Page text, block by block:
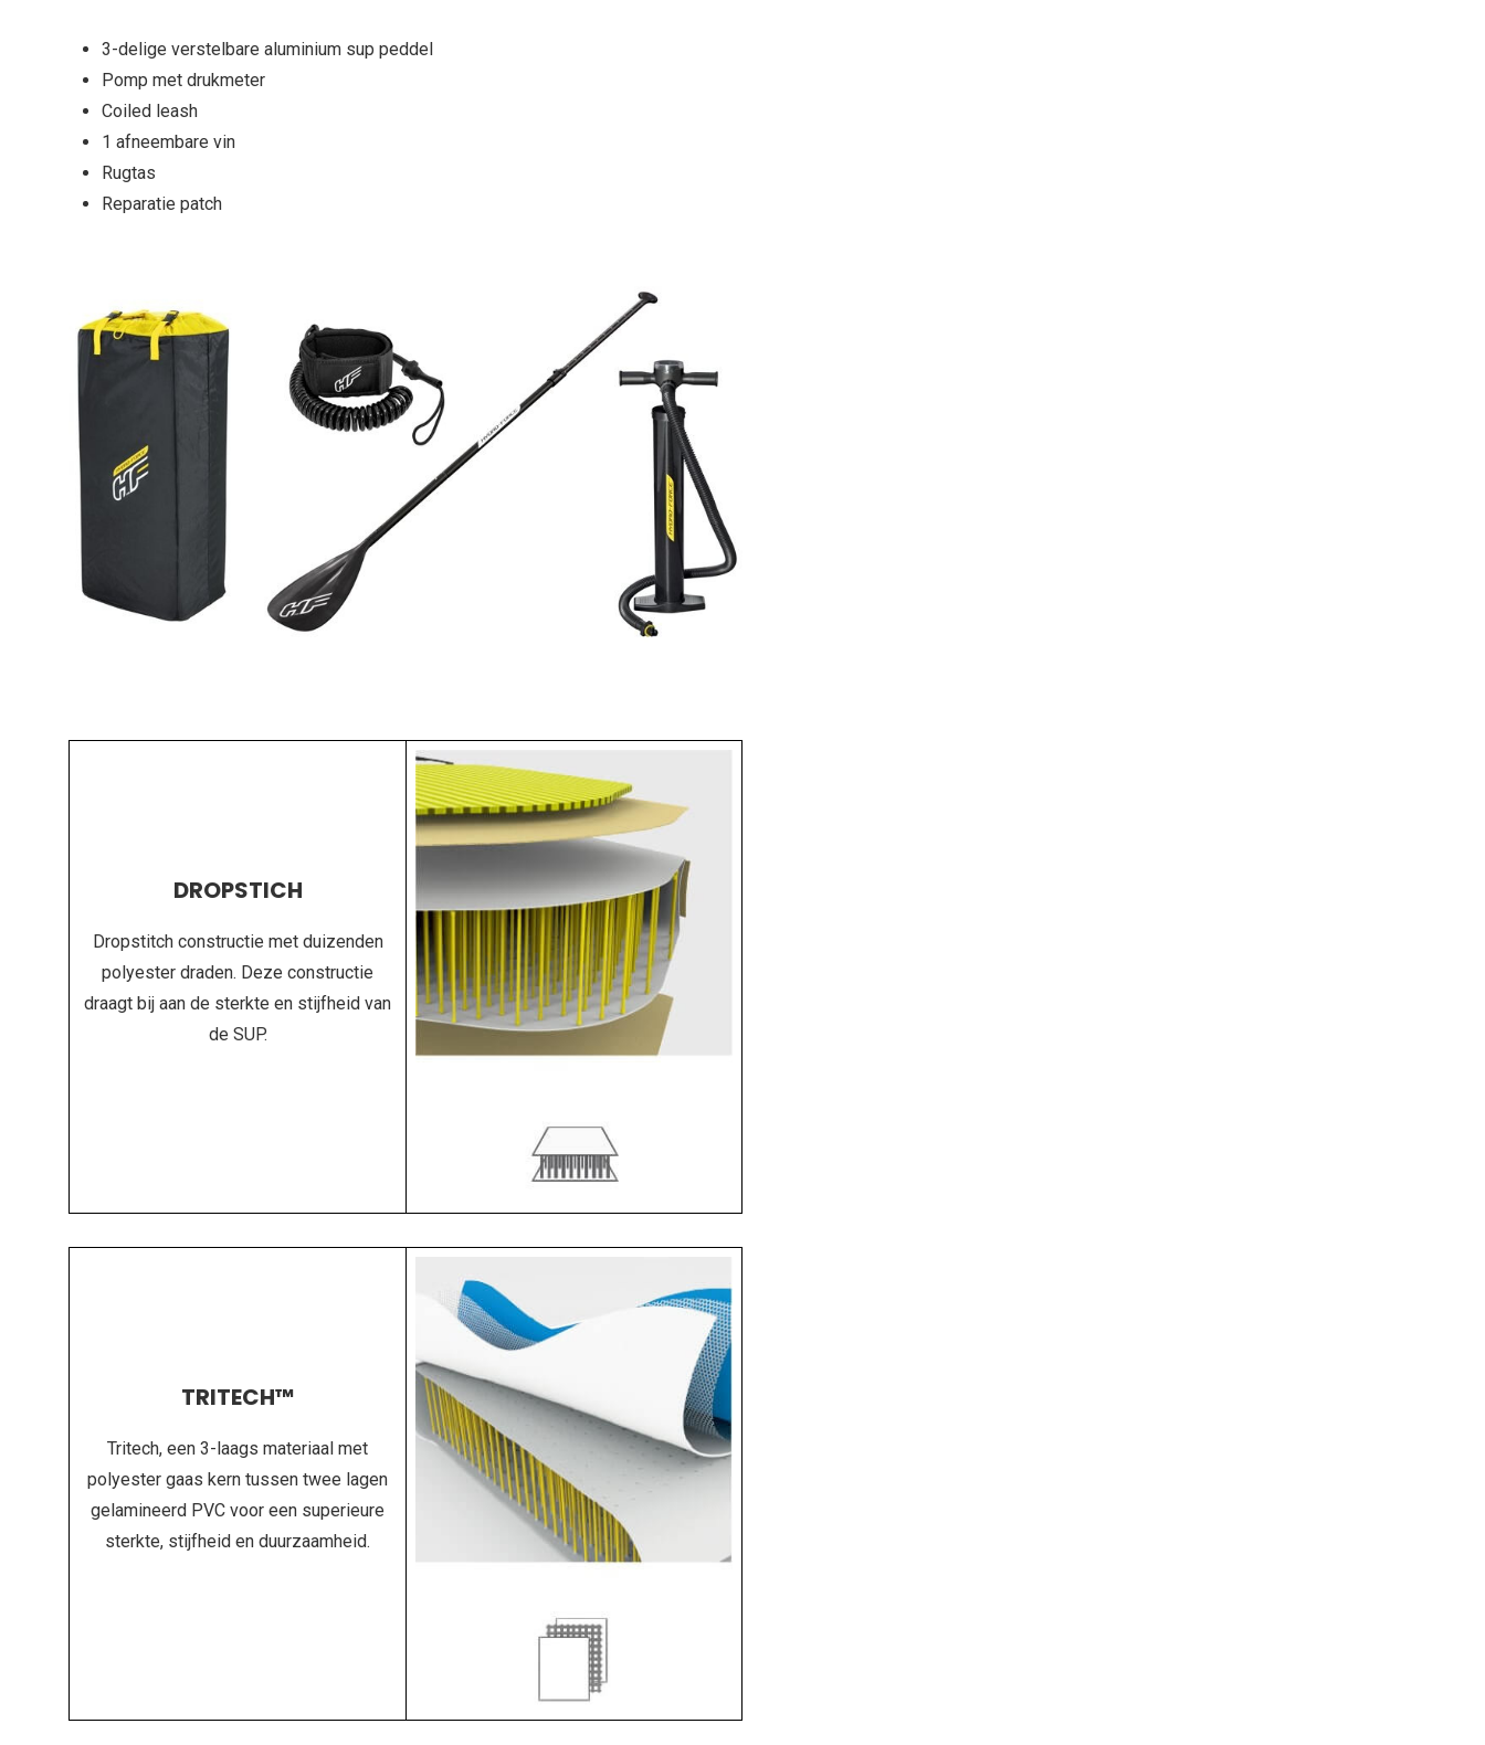
3-delige verstelbare aluminium sup peddel
Pomp met drukmeter
Coiled leash
1 afneembare vin
Rugtas
Reparatie patch
DROPSTICH
Dropstitch constructie met duizenden
polyester draden. Deze constructie
draagt bij aan de sterkte en stijfheid van
de SUP.
TRITECH™
Tritech, een 3-laags materiaal met
polyester gaas kern tussen twee lagen
gelamineerd PVC voor een superieure
sterkte, stijfheid en duurzaamheid.